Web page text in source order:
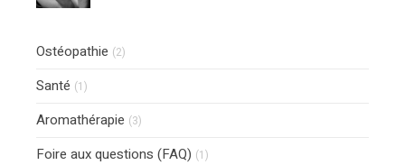
Ostéopathie (2)
Santé (1)
Aromathérapie (3)
Foire aux questions (FAQ) (1)